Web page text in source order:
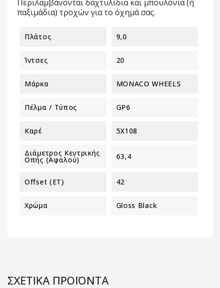
Περιλαμβάνονται δαχτυλίδια και μπουλόνια (ή
παξιμάδια) τροχών για το όχημά σας.
Πλάτος 9,0
Ίντσες 20
Μάρκα MONACO WHEELS
Πέλμα / Τύπος GP6
Καρέ 5X108
Διάμετρος Κεντρικής
Οπής (αφαλού) 63,4
Offset (ET) 42
Χρώμα Gloss Black
ΣΧΕΤΙΚΑ ΠΡΟΪΟΝΤΑ